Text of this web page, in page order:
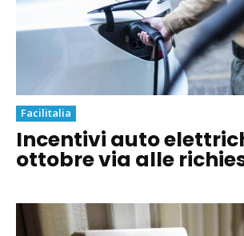
Facilitalia
Incentivi auto
ottobre via alle